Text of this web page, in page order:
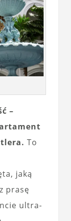
–
To
jaką
prasę
ultra-